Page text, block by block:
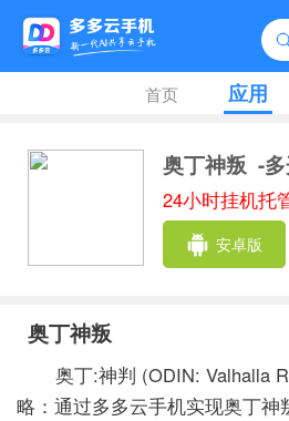
首页 应用
奥丁神叛 -
24小时挂机托
安卓版
奥丁神叛
奥丁:神判 (ODIN: Valhalla
略：通过多多云手机实现奥丁神